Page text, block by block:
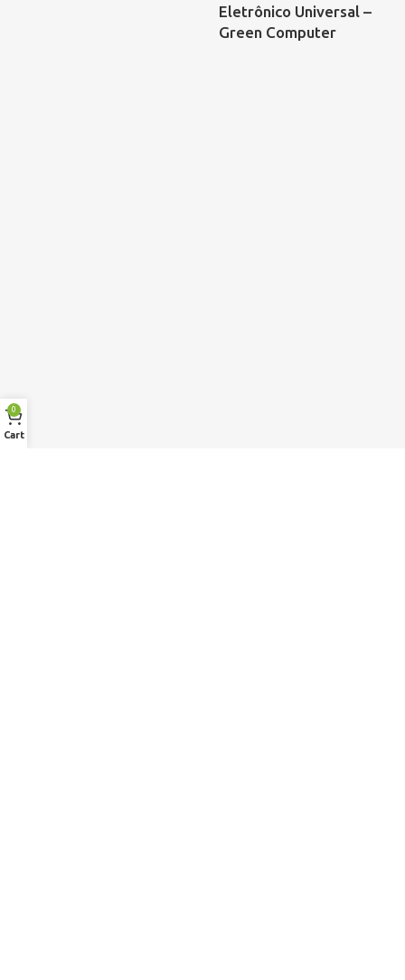
Eletrônico Universal –
Green Computer
0
Cart